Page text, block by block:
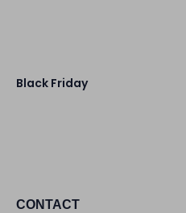
Black Friday
CONTACT